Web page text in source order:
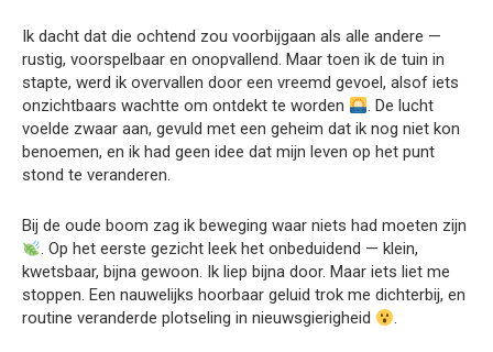
Ik dacht dat die ochtend zou voorbijgaan als alle andere —
rustig, voorspelbaar en onopvallend. Maar toen ik de tuin in
stapte, werd ik overvallen door een vreemd gevoel, alsof iets
onzichtbaars wachtte om ontdekt te worden
. De lucht
voelde zwaar aan, gevuld met een geheim dat ik nog niet kon
benoemen, en ik had geen idee dat mijn leven op het punt
stond te veranderen.
Bij de oude boom zag ik beweging waar niets had moeten zijn
. Op het eerste gezicht leek het onbeduidend — klein,
kwetsbaar, bijna gewoon. Ik liep bijna door. Maar iets liet me
stoppen. Een nauwelijks hoorbaar geluid trok me dichterbij, en
routine veranderde plotseling in nieuwsgierigheid
.